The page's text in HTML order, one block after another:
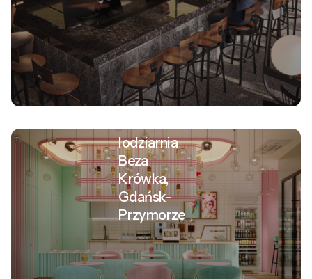
Kawiarnia-
lodziarnia
Beza
Krówka,
Gdańsk-
Przymorze